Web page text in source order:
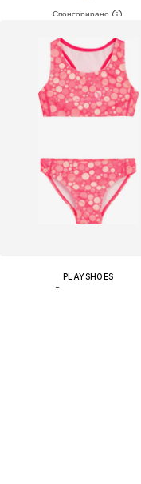
PLAYSHOES
Бански костюм